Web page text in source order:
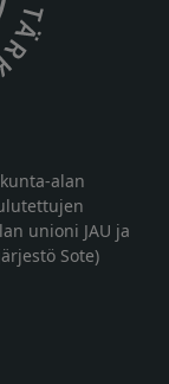
alan
unioni JAU ja
Sote)